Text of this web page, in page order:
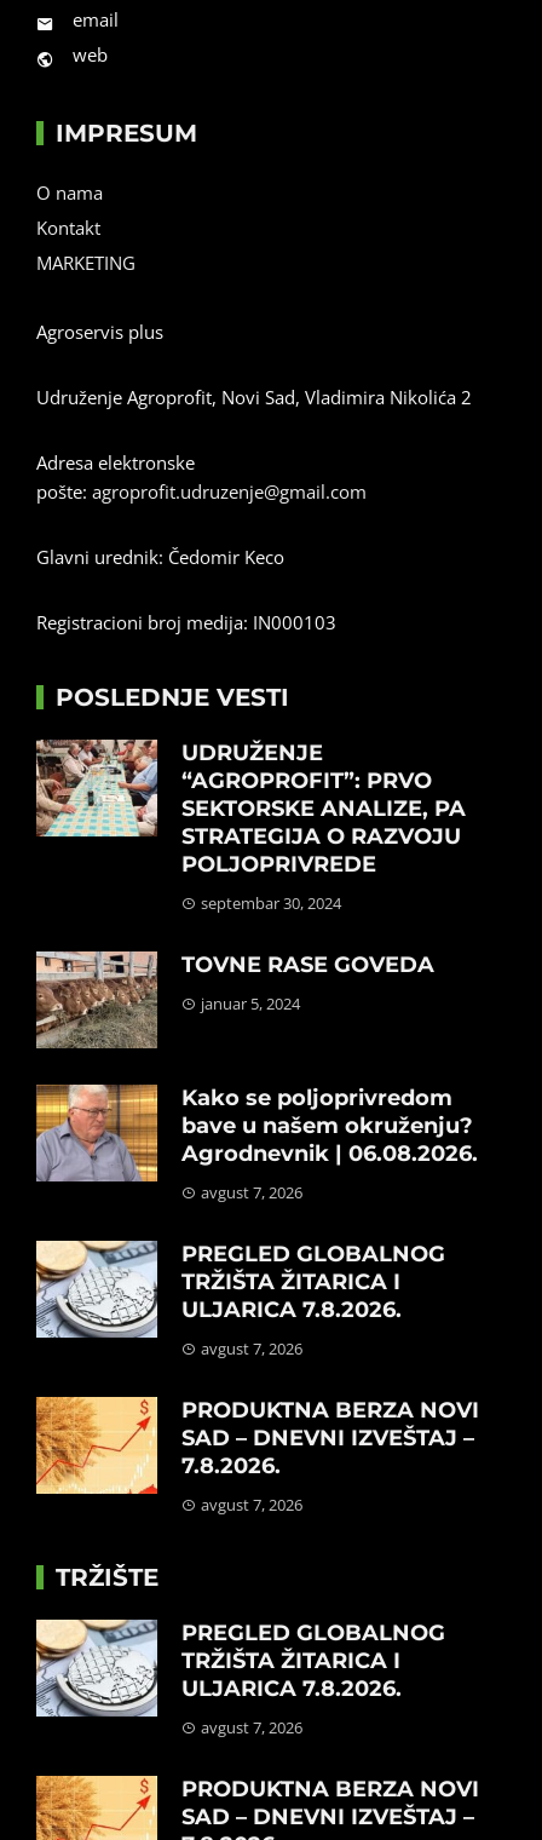
email
web
IMPRESUM
O nama
Kontakt
MARKETING
Agroservis plus
Udruženje Agroprofit, Novi Sad, Vladimira Nikolića 2
Adresa elektronske
pošte: agroprofit.udruzenje@gmail.com
Glavni urednik: Čedomir Keco
Registracioni broj medija: IN000103
POSLEDNJE VESTI
UDRUŽENJE
“AGROPROFIT”: PRVO
SEKTORSKE ANALIZE, PA
STRATEGIJA O RAZVOJU
POLJOPRIVREDE
septembar 30, 2024
TOVNE RASE GOVEDA
januar 5, 2024
Kako se poljoprivredom
bave u našem okruženju?
Agrodnevnik | 06.08.2026.
avgust 7, 2026
PREGLED GLOBALNOG
TRŽIŠTA ŽITARICA I
ULJARICA 7.8.2026.
avgust 7, 2026
PRODUKTNA BERZA NOVI
SAD – DNEVNI IZVEŠTAJ –
7.8.2026.
avgust 7, 2026
TRŽIŠTE
PREGLED GLOBALNOG
TRŽIŠTA ŽITARICA I
ULJARICA 7.8.2026.
avgust 7, 2026
PRODUKTNA BERZA NOVI
SAD – DNEVNI IZVEŠTAJ –